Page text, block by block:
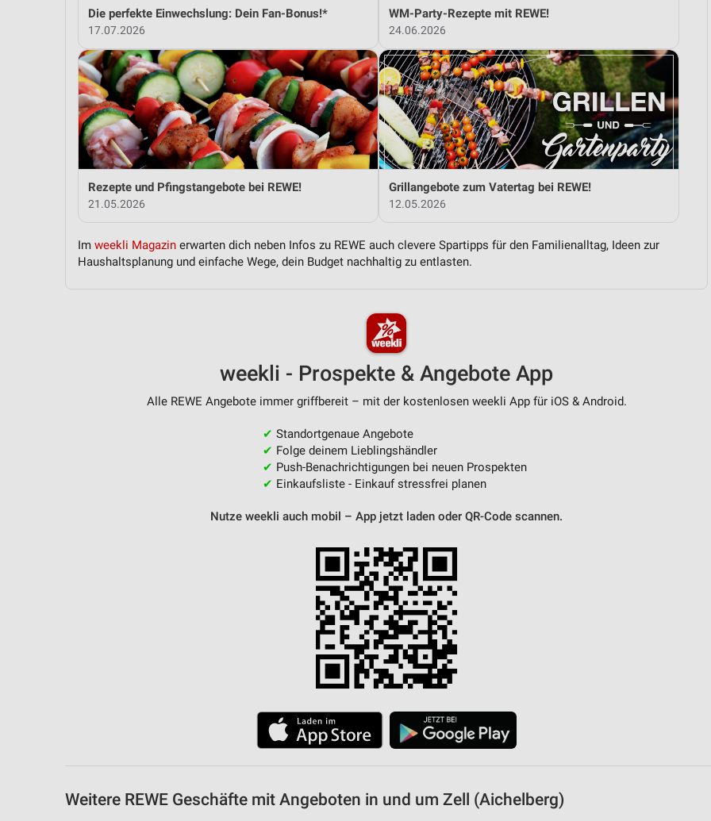
Die perfekte Einwechslung: Dein Fan-Bonus!*
17.07.2026
WM-Party-Rezepte mit REWE!
24.06.2026
Rezepte und Pfingstangebote bei REWE!
21.05.2026
Grillangebote zum Vatertag bei REWE!
12.05.2026
Im weekli Magazin erwarten dich neben Infos zu REWE auch clevere Spartipps für den Familienalltag, Ideen zur
Haushaltsplanung und einfache Wege, dein Budget nachhaltig zu entlasten.
weekli - Prospekte & Angebote App
Alle REWE Angebote immer griffbereit – mit der kostenlosen weekli App für iOS & Android.
✔ Standortgenaue Angebote
✔ Folge deinem Lieblingshändler
✔ Push-Benachrichtigungen bei neuen Prospekten
✔ Einkaufsliste - Einkauf stressfrei planen
Nutze weekli auch mobil – App jetzt laden oder QR-Code scannen.
Weitere REWE Geschäfte mit Angeboten in und um Zell (Aichelberg)
Erstellung von Profilen zur Personalisierung von Inhalten
Verwendung von Profilen zur Auswahl personalisierter Inhalte
Messung der Werbeleistung
Messung der Performance von Inhalten
Analyse von Zielgruppen durch Statistiken oder Kombinationen von Daten aus verschiedenen
Entwicklung und Verbesserung der Angebote
IAB-Besonderheiten:
Geräte anhand von aktiv angeforderten Informationen identifizieren